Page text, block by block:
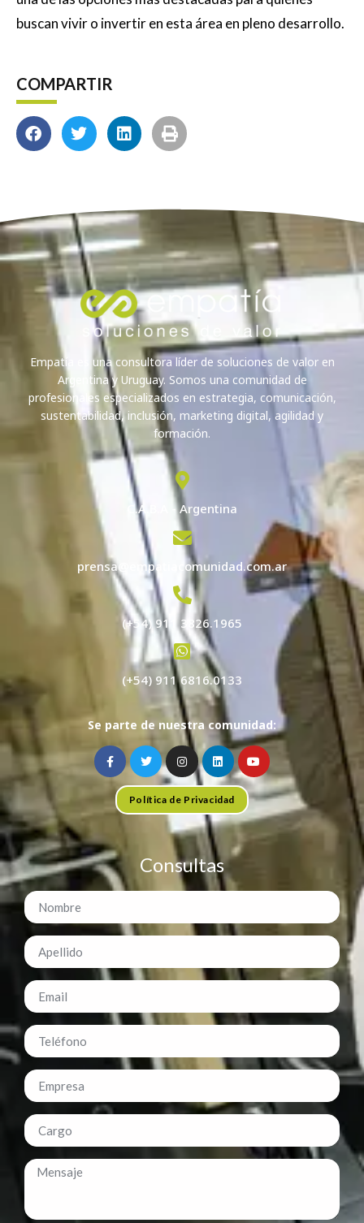
buscan vivir o invertir en esta área en pleno desarrollo.
COMPARTIR
Empatía es una consultora líder de soluciones de valor en
Argentina y Uruguay. Somos una comunidad de
profesionales especializados en estrategia, comunicación,
sustentabilidad, inclusión, marketing digital, agilidad y
formación.
C.A.B.A - Argentina
prensa@empatiacomunidad.com.ar
(+54) 911 3826.1965
(+54) 911 6816.0133
Se parte de nuestra comunidad:
Política de Privacidad
Consultas